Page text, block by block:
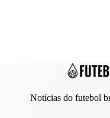
Notícias do futebol